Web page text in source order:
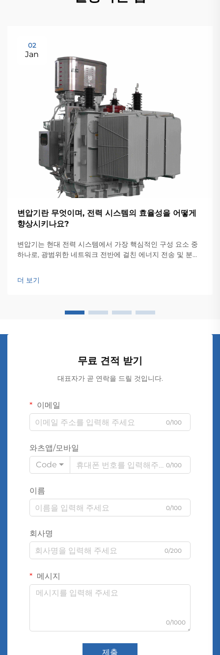
02
Jan
변압기란 무엇이며, 전력 시스템의 효율성을 어떻게
향상시키나요?
변압기는 현대 전력 시스템에서 가장 핵심적인 구성 요소 중
하나로, 광범위한 네트워크 전반에 걸친 에너지 전송 및 분배
전압 레벨 간의 원활한 변환을 가능하게 하여...
더 보기
무료 견적 받기
대표자가 곧 연락을 드릴 것입니다.
이메일
0/100
와츠앱/모바일
Code
0/100
이름
0/100
회사명
0/200
메시지
0/1000
제출